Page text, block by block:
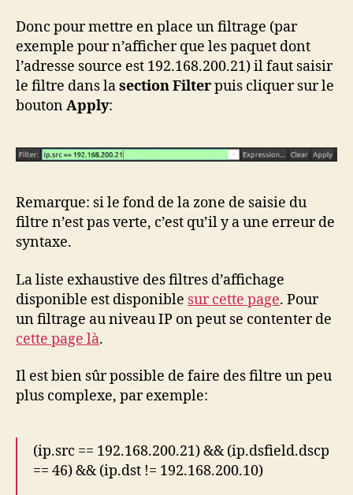
Donc pour mettre en place un filtrage (par
exemple pour n’afficher que les paquet dont
l’adresse source est 192.168.200.21) il faut saisir
le filtre dans lasection Filterpuis cliquer sur le
boutonApply:
Remarque: si le fond de la zone de saisie du
filtre n’est pas verte, c’est qu’il y a une erreur de
syntaxe.
La liste exhaustive des filtres d’affichage
disponible est disponible sur cette page. Pour
un filtrage au niveau IP on peut se contenter de
cette page là.
Il est bien sûr possible de faire des filtre un peu
plus complexe, par exemple:
(ip.src == 192.168.200.21) && (ip.dsfield.dscp
== 46) && (ip.dst != 192.168.200.10)